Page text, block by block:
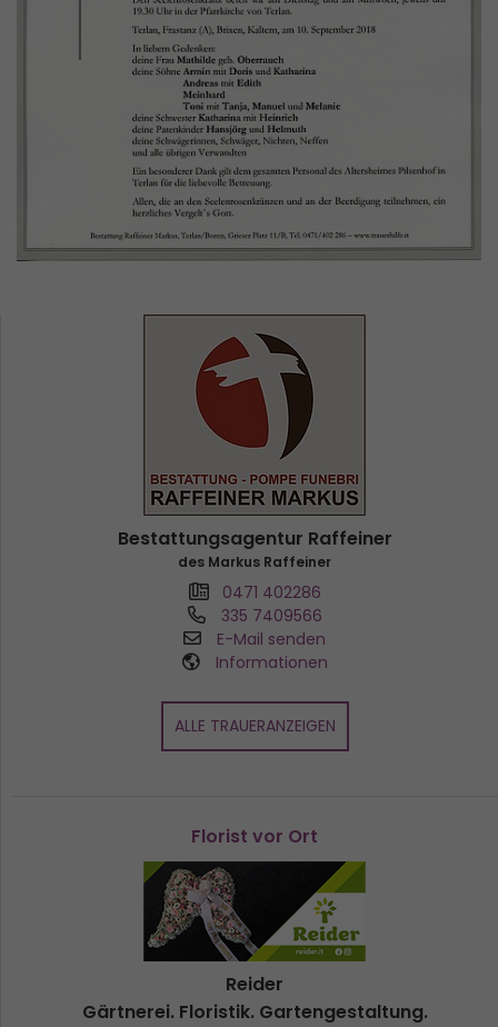
Bestattungsagentur Raffeiner
des Markus Raffeiner
0471 402286
335 7409566
E-Mail senden
Informationen
ALLE TRAUERANZEIGEN
Florist vor Ort
Reider
Gärtnerei. Floristik. Gartengestaltung.